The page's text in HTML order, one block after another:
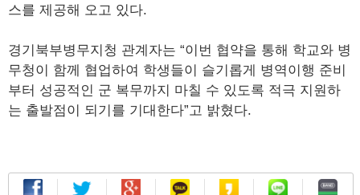
스를 제공해 오고 있다.
경기북부병무지청 관계자는 “이번 협약을 통해 학교와 병
무청이 함께 협업하여 학생들이 슬기롭게 병역이행 준비
부터 성공적인 군 복무까지 마칠 수 있도록 적극 지원하
는 출발점이 되기를 기대한다”고 밝혔다.